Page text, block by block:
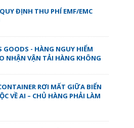
ĐỊNH THU PHÍ EMF/EMC
GOODS - HÀNG NGUY HIỂM
NHẬN VẬN TẢI HÀNG KHÔNG
RƠI MẤT GIỮA BIỂN
VỀ AI – CHỦ HÀNG PHẢI LÀM